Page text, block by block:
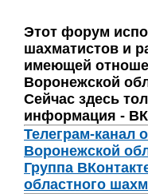
Этот форум
шахматистов и
имеющей
Воронежской
Сейчас здесь
информация -
Телеграм-канал
Воронежской
Группа
областного